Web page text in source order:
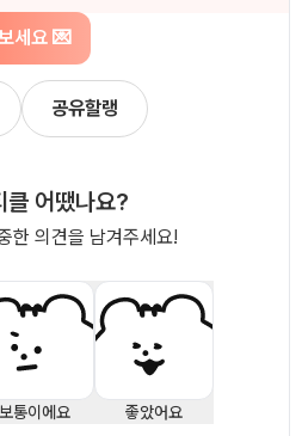
세요 💌
공유할랭
클 어땠나요?
한 의견을 남겨주세요!
보통이에요 좋았어요